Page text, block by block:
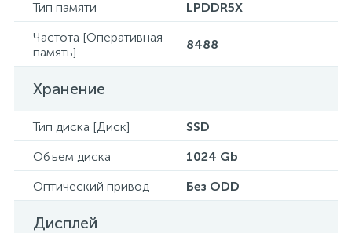
Тип памяти
LPDDR5X
Частота [Оперативная
память]
8488
Хранение
Тип диска [Диск]
SSD
Объем диска
1024 Gb
Оптический привод
Без ODD
Дисплей